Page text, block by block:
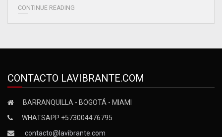
CONTINUE READING
CONTACTO LAVIBRANTE.COM
BARRANQUILLA - BOGOTÁ - MIAMI
WHATSAPP +573004476795
contacto@lavibrante.com